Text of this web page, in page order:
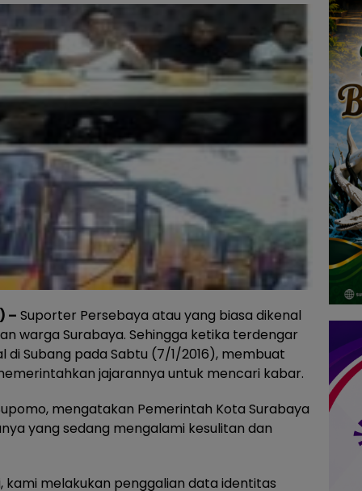
– Suporter Persebaya atau yang biasa dikenal
warga Surabaya. Sehingga ketika terdengar
Subang pada Sabtu (7/1/2016), membuat
jajarannya untuk mencari kabar.
mengatakan Pemerintah Kota Surabaya
yang sedang mengalami kesulitan dan
kami melakukan penggalian data identitas